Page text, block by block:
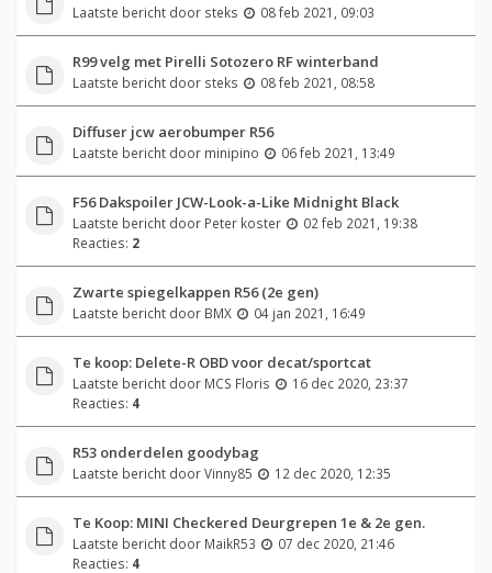
Laatste bericht door steks 08 feb 2021, 09:03
R99 velg met Pirelli Sotozero RF winterband
Laatste bericht door steks 08 feb 2021, 08:58
Diffuser jcw aerobumper R56
Laatste bericht door minipino 06 feb 2021, 13:49
F56 Dakspoiler JCW-Look-a-Like Midnight Black
Laatste bericht door Peter koster
02 feb 2021, 19:38
Reacties: 2
Zwarte spiegelkappen R56 (2e gen)
Laatste bericht door BMX 04 jan 2021, 16:49
Te koop: Delete-R OBD voor decat/sportcat
Laatste bericht door MCS Floris
16 dec 2020, 23:37
Reacties: 4
R53 onderdelen goodybag
Laatste bericht doorVinny85 12 dec 2020, 12:35
Te Koop: MINI Checkered Deurgrepen 1e & 2e gen.
Laatste bericht door MaikR53
07 dec 2020, 21:46
Reacties: 4